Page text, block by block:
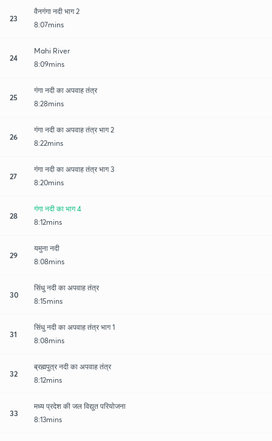
23
वैनगंगा नदी भाग 2
8:07mins
24
Mahi River
8:09mins
25
गंगा नदी का अपवाह तंत्र
8:28mins
26
गंगा नदी का अपवाह तंत्र भाग 2
8:22mins
27
गंगा नदी का अपवाह तंत्र भाग 3
8:20mins
28
गंगा नदी का भाग 4
8:12mins
29
यमुना नदी
8:08mins
30
सिंधु नदी का अपवाह तंत्र
8:15mins
31
सिंधु नदी का अपवाह तंत्र भाग 1
8:08mins
32
ब्रह्मपुत्र नदी का अपवाह तंत्र
8:12mins
33
मध्य प्रदेश की जल विद्युत परियोजना
8:13mins